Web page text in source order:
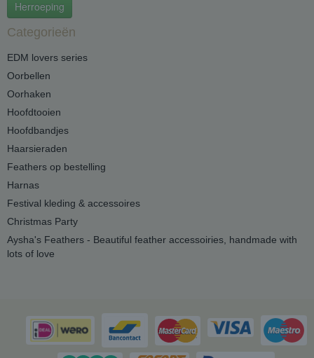
Herroeping
Categorieën
EDM lovers series
Oorbellen
Oorhaken
Hoofdtooien
Hoofdbandjes
Haarsieraden
Feathers op bestelling
Harnas
Festival kleding & accessoires
Christmas Party
Aysha's Feathers - Beautiful feather accessoiries, handmade with
lots of love